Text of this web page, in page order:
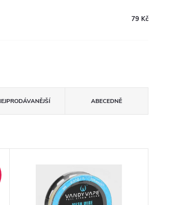
79 Kč
ABECEDNĚ